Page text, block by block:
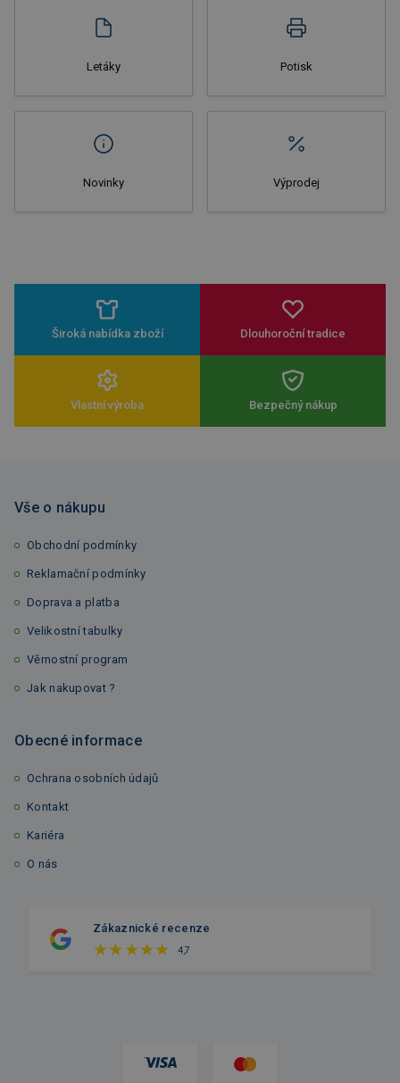
Letáky Potisk
Novinky Výprodej
Široká nabídka zboží Dlouhoroční tradice
Vlastní výroba Bezpečný nákup
Vše o nákupu
Obchodní podmínky
Reklamační podmínky
Doprava a platba
Velikostní tabulky
Věrnostní program
Jak nakupovat ?
Obecné informace
Ochrana osobních údajů
Kontakt
Kariéra
O nás
Zákaznické recenze
4,7